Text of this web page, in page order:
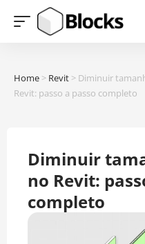
Home > Revit > Diminuir
Revit: passo a passo completo
Diminuir
no Revit:
completo